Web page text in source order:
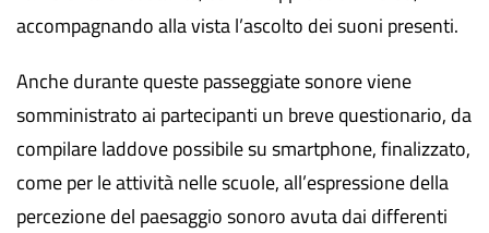
accompagnando alla vista l’ascolto dei suoni presenti.
Anche durante queste passeggiate sonore viene
somministrato ai partecipanti un breve questionario, da
compilare laddove possibile su smartphone, finalizzato,
come per le attività nelle scuole, all’espressione della
percezione del paesaggio sonoro avuta dai differenti